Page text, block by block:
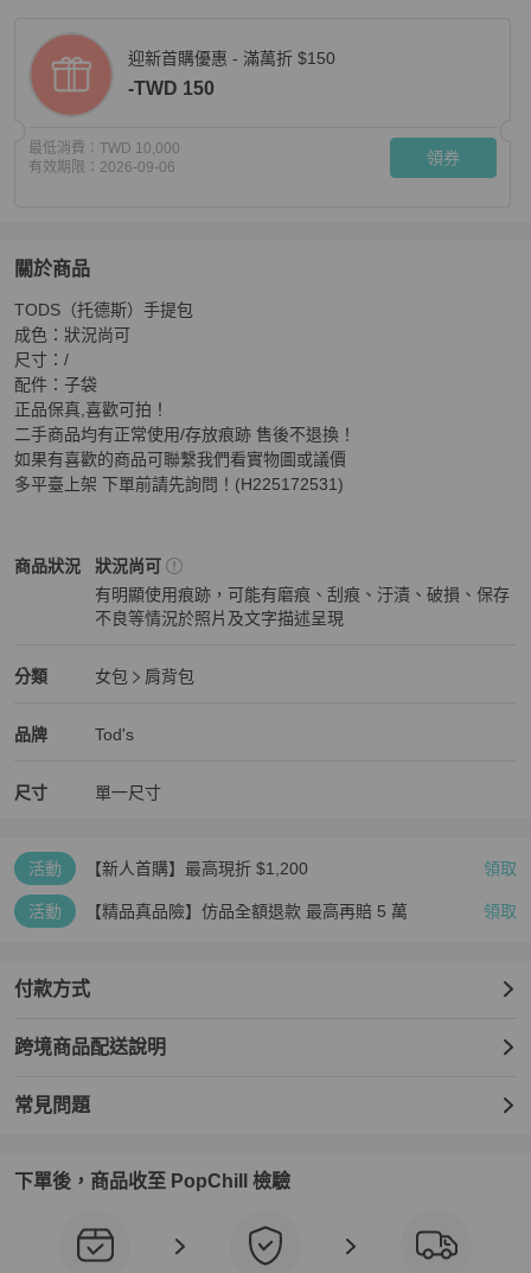
迎新首購優惠 - 滿萬折 $150
-TWD 150
最低消費： TWD 10,000
有效期限： 2026-09-06 領券
關於商品
關於TODS（托德斯）手提包
TODS（托德斯）手提包
成色：狀況尚可
尺寸：/
配件：子袋
正品保真,喜歡可拍！
二手商品均有正常使用/存放痕跡 售後不退換！
如果有喜歡的商品可聯繫我們看實物圖或議價
多平臺上架 下單前請先詢問！(H225172531)
商品狀況
Tod's女包 商品狀態與細節
狀況尚可
有明顯使用痕跡，可能有磨痕、刮痕、汙漬、破損、保存
不良等情況於照片及文字描述呈現
分類
Tod's 分類資訊
女包
肩背包
品牌
Tod's 女包品牌介紹
Tod's
Tod's 推薦清單
尺寸 單一尺寸
活動 【新人首購】最高現折 $1,200 領取
活動 【精品真品險】仿品全額退款 最高再賠 5 萬 領取
付款方式
跨境商品配送說明
常見問題
下單後，商品收至 PopChill 檢驗